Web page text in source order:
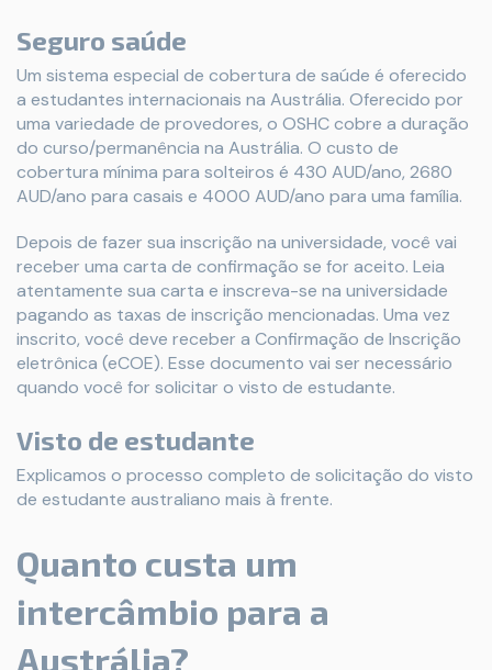
Seguro saúde
Um sistema especial de cobertura de saúde é oferecido
a estudantes internacionais na Austrália. Oferecido por
uma variedade de provedores, o OSHC cobre a duração
do curso/permanência na Austrália. O custo de
cobertura mínima para solteiros é 430 AUD/ano, 2680
AUD/ano para casais e 4000 AUD/ano para uma família.
Depois de fazer sua inscrição na universidade, você vai
receber uma carta de confirmação se for aceito. Leia
atentamente sua carta e inscreva-se na universidade
pagando as taxas de inscrição mencionadas. Uma vez
inscrito, você deve receber a Confirmação de Inscrição
eletrônica (eCOE). Esse documento vai ser necessário
quando você for solicitar o visto de estudante.
Visto de estudante
Explicamos o processo completo de solicitação do visto
de estudante australiano mais à frente.
Quanto custa um
intercâmbio para a
Austrália?